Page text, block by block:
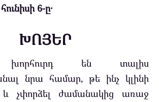
6-ը․
ԽՈՅԵՐ
խորհուրդ են տալիս
նրա համար, թե ինչ կլինի
չփորձել ժամանակից առաջ